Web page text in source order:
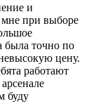
и
при выборе
была точно по
цену.
работают
буду